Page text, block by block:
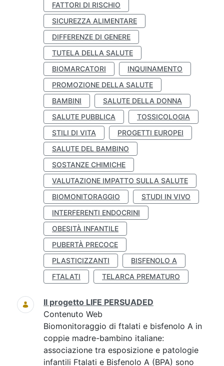
FATTORI DI RISCHIO
SICUREZZA ALIMENTARE
DIFFERENZE DI GENERE
TUTELA DELLA SALUTE
BIOMARCATORI
INQUINAMENTO
PROMOZIONE DELLA SALUTE
BAMBINI
SALUTE DELLA DONNA
SALUTE PUBBLICA
TOSSICOLOGIA
STILI DI VITA
PROGETTI EUROPEI
SALUTE DEL BAMBINO
SOSTANZE CHIMICHE
VALUTAZIONE IMPATTO SULLA SALUTE
BIOMONITORAGGIO
STUDI IN VIVO
INTERFERENTI ENDOCRINI
OBESITÀ INFANTILE
PUBERTÀ PRECOCE
PLASTICIZZANTI
BISFENOLO A
FTALATI
TELARCA PREMATURO
Il progetto LIFE PERSUADED
Contenuto Web
Biomonitoraggio di ftalati e bisfenolo A in
coppie madre-bambino italiane:
associazione tra esposizione e patologie
infantili Ftalati e Bisfenolo A (BPA) sono